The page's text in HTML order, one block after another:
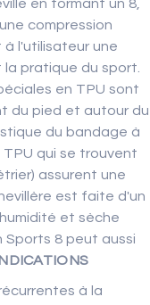
en formant un 8,
compression
l'utilisateur une
pratique du sport.
en TPU sont
du pied et autour du
du bandage à
qui se trouvent
assurent une
est faite d'un
et sèche
Sports 8 peut aussi
à la